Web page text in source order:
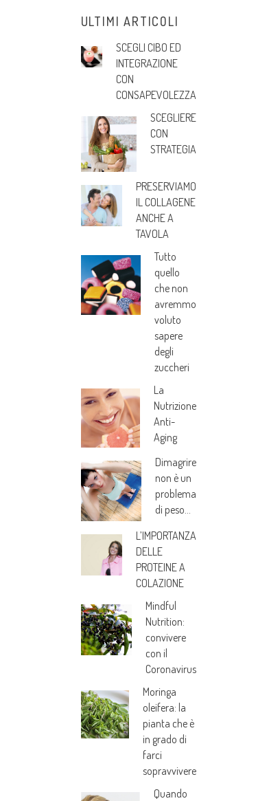
ULTIMI ARTICOLI
SCEGLI CIBO ED
INTEGRAZIONE
CON
CONSAPEVOLEZZA
SCEGLIERE
CON
STRATEGIA
PRESERVIAMO
IL COLLAGENE
ANCHE A
TAVOLA
Tutto
quello
che non
avremmo
voluto
sapere
degli
zuccheri
La
Nutrizione
Anti-
Aging
Dimagrire
non è un
problema
di peso…
L’IMPORTANZA
DELLE
PROTEINE A
COLAZIONE
Mindful
Nutrition:
convivere
con il
Coronavirus
Moringa
oleifera: la
pianta che è
in grado di
farci
sopravvivere
Quando